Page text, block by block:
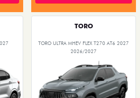
TORO
TORO ULTRA MHEV FLEX T270 AT6 2027
2026/2027